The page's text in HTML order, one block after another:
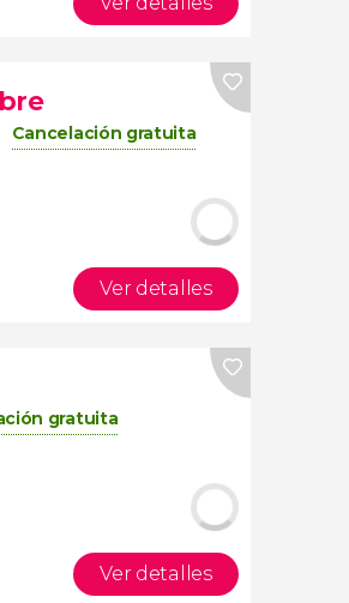
Cancelación gratuita
Ver detalles
gratuita
Ver detalles